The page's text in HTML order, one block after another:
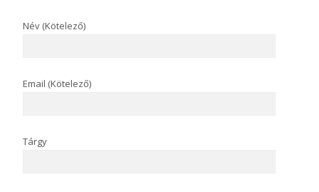
Név (Kötelező)
Email (Kötelező)
Tárgy